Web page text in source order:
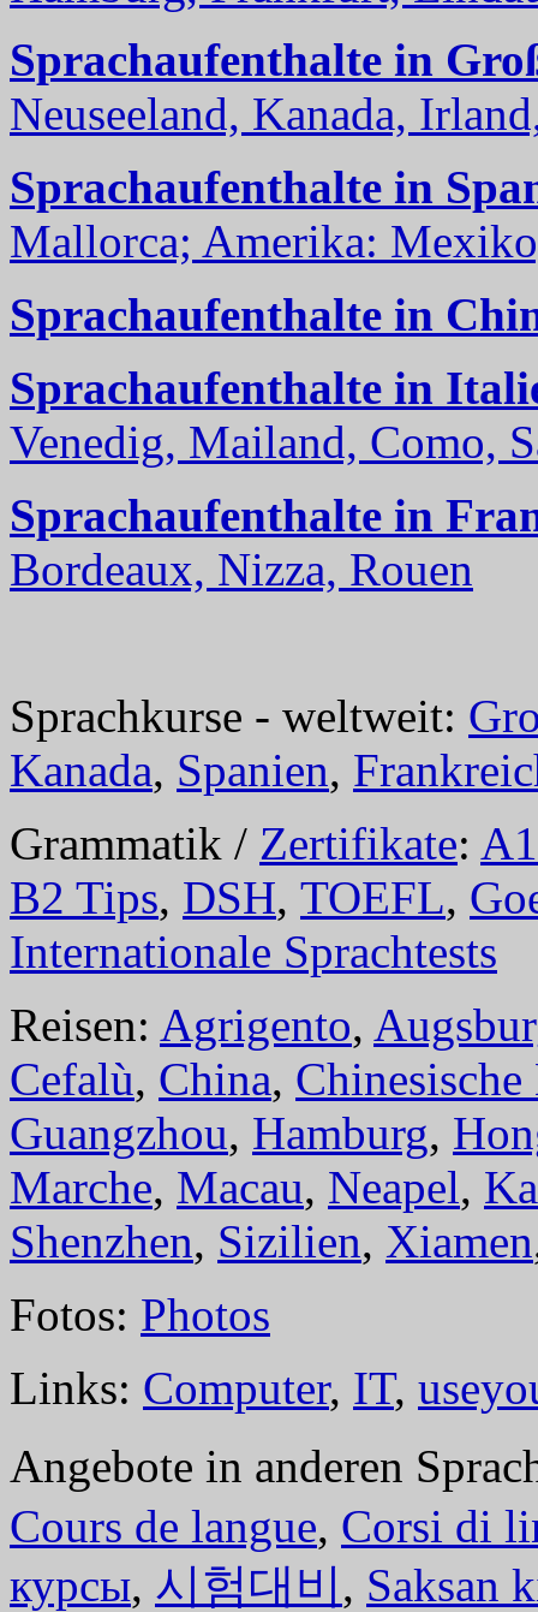
Sprachaufenthalte in
Neuseeland, Kanada,
Sprachaufenthalte in
Mallorca; Amerika:
Sprachaufenthalte in
Sprachaufenthalte in
Venedig, Mailand, Como,
Sprachaufenthalte in
Bordeaux, Nizza, Rouen
Sprachkurse - weltweit:
Kanada, Spanien,
Grammatik / Zertifikate: A1
B2 Tips, DSH, TOEFL,
Internationale Sprachtests
Reisen: Agrigento,
Cefalù, China, Chinesische
Guangzhou, Hamburg,
Marche, Macau, Neapel,
Shenzhen, Sizilien, Xiamen
Fotos: Photos
Links: Computer, IT,
Angebote in anderen
Cours de langue, Corsi di
курсы, 시험대비, Saksan